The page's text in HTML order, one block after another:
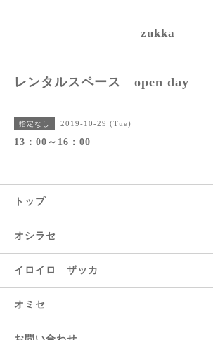
zukka
レンタルスペース open day
指定なし 2019-10-29 (Tue)
13：00～16：00
トップ
オシラセ
イロイロ ザッカ
オミセ